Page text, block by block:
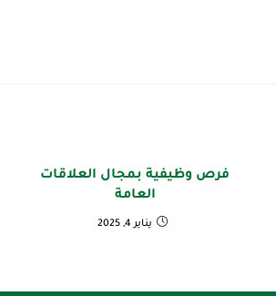
فرص وظيفية بمجال العلاقات
العامة
يناير 4, 2025